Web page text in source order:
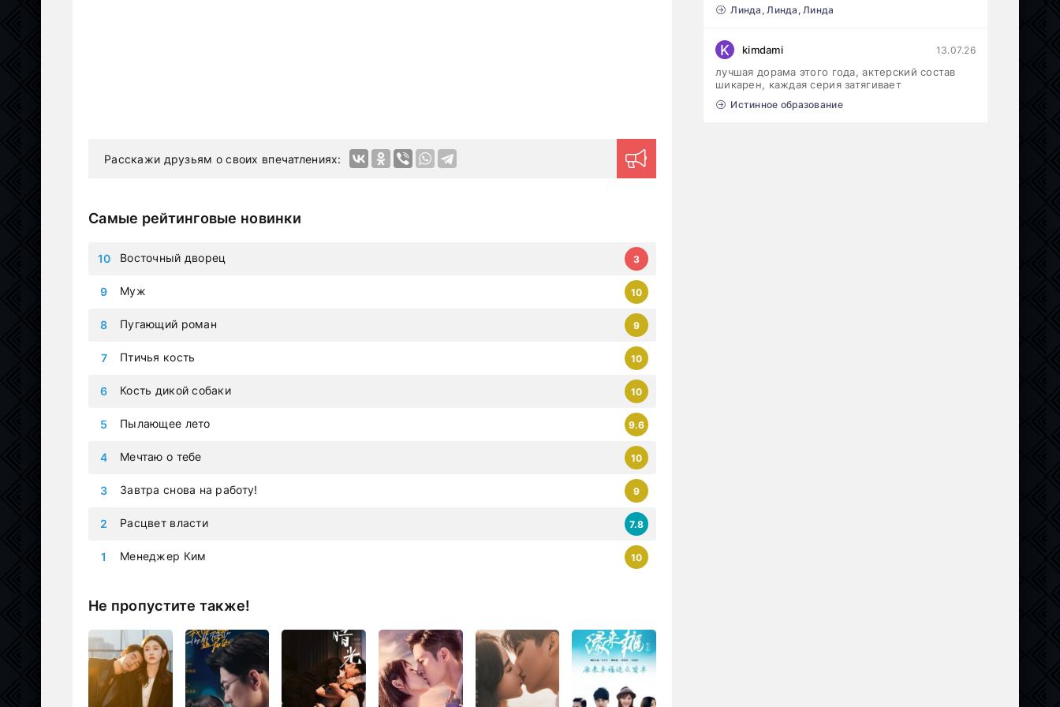
Расскажи друзьям о своих впечатлениях:
Самые рейтинговые новинки
Менеджер Ким 10
Расцвет власти 7.8
Завтра снова на работу! 9
Мечтаю о тебе 10
Пылающее лето 9.6
Кость дикой собаки 10
Птичья кость 10
Пугающий роман 9
Муж 10
Восточный дворец 3
Не пропустите также!
Линда, Линда, Линда
K kimdami 13.07.26
лучшая дорама этого года, актерский состав
шикарен, каждая серия затягивает
Истинное образование